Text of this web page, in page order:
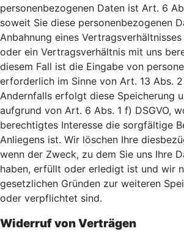
personenbezogenen Daten ist Art. 6
soweit Sie diese personenbezogenen
Anbahnung eines
oder ein Vertragsverhältnis mit uns
diesem Fall ist die Eingabe von
erforderlich im Sinne von Art. 13 Abs. 2
Andernfalls erfolgt diese Speicherung
aufgrund von Art. 6 Abs. 1 f) DSGVO,
berechtigtes Interesse die sorgfältige
Anliegens ist. Wir löschen Ihre
wenn der Zweck, zu dem Sie uns Ihre
haben, erfüllt oder erledigt ist und wir
gesetzlichen Gründen zur weiteren
oder verpflichtet sind.
Widerruf von Verträgen